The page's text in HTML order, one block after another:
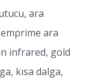
ara
ara
infrared, gold
kısa dalga,